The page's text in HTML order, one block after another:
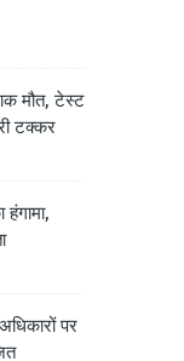
मौत, टेस्ट
टक्कर
पर